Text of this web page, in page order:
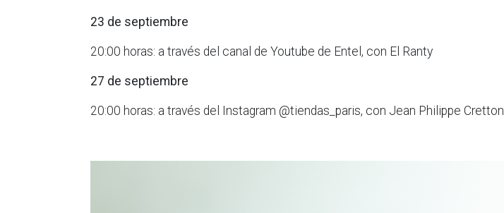
23 de septiembre
20:00 horas: a través del canal de Youtube de Entel, con El Ranty
27 de septiembre
20:00 horas: a través del Instagram @tiendas_paris, con Jean Philippe Cretton